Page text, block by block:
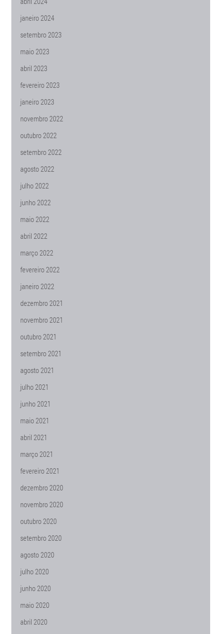
janeiro 2024
setembro 2023
maio 2023
abril 2023
fevereiro 2023
janeiro 2023
novembro 2022
outubro 2022
setembro 2022
agosto 2022
julho 2022
junho 2022
maio 2022
abril 2022
março 2022
fevereiro 2022
janeiro 2022
dezembro 2021
novembro 2021
outubro 2021
setembro 2021
agosto 2021
julho 2021
junho 2021
maio 2021
abril 2021
março 2021
fevereiro 2021
dezembro 2020
novembro 2020
outubro 2020
setembro 2020
agosto 2020
julho 2020
junho 2020
maio 2020
abril 2020